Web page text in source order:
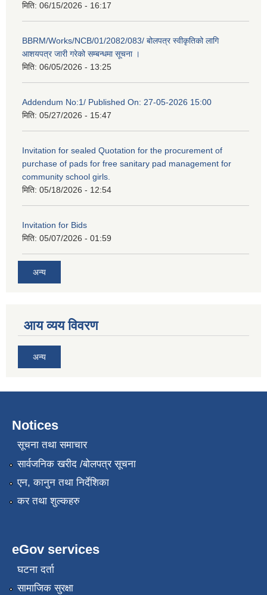
मिति: 06/15/2026 - 16:17
BBRM/Works/NCB/01/2082/083/ बोलपत्र स्वीकृतिको लागि
आशयपत्र जारी गरेको सम्बन्धमा सूचना ।
मिति: 06/05/2026 - 13:25
Addendum No:1/ Published On: 27-05-2026 15:00
मिति: 05/27/2026 - 15:47
Invitation for sealed Quotation for the procurement of
purchase of pads for free sanitary pad management for
community school girls.
मिति: 05/18/2026 - 12:54
Invitation for Bids
मिति: 05/07/2026 - 01:59
अन्य
आय व्यय विवरण
अन्य
Notices
सूचना तथा समाचार
सार्वजनिक खरीद /बोलपत्र सूचना
एन, कानुन तथा निर्देशिका
कर तथा शुल्कहरु
eGov services
घटना दर्ता
सामाजिक सुरक्षा